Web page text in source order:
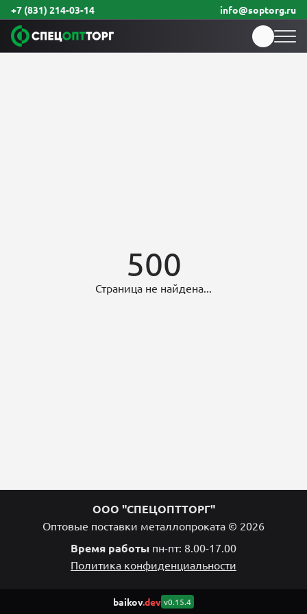
+7 (831) 214-03-14 info@soptorg.ru
500
Страница не найдена...
ООО "СПЕЦОПТТОРГ"
Оптовые поставки металлопроката © 2026
Время работы пн-пт: 8.00-17.00
Политика конфиденциальности
baikov.dev v0.15.4